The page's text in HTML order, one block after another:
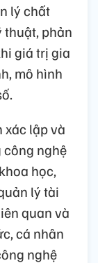
lý chất
thuật, phản
giá trị gia
mô hình
xác lập và
công nghệ
học,
lý tài
quan và
cá nhân
nghệ